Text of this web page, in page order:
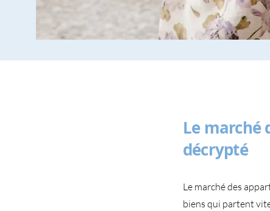
Le marché
décrypté
Le marché des
biens qui partent